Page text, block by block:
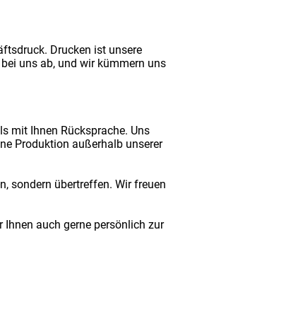
Drucken ist unsere
uns ab, und wir kümmern uns
mit Ihnen Rücksprache. Uns
Produktion außerhalb unserer
sondern übertreffen. Wir freuen
auch gerne persönlich zur